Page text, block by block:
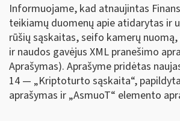
Informuojame, kad atnaujintas
teikiamų duomenų apie atidarytas ir
rūšių sąskaitas, seifo kamerų
ir naudos gavėjus XML pranešimo
Aprašymas). Aprašyme pridėtas
14 — „Kriptoturto sąskaita“,
aprašymas ir „AsmuoT“ elemento